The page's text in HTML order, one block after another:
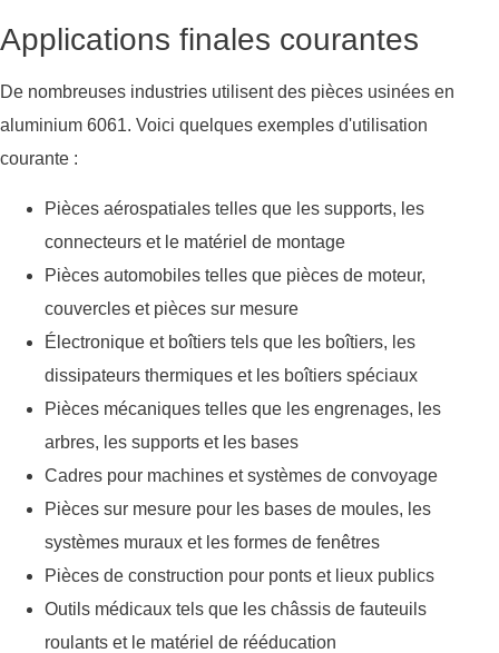
Applications finales courantes
De nombreuses industries utilisent des pièces usinées en
aluminium 6061. Voici quelques exemples d'utilisation
courante :
Pièces aérospatiales telles que les supports, les
connecteurs et le matériel de montage
Pièces automobiles telles que pièces de moteur,
couvercles et pièces sur mesure
Électronique et boîtiers tels que les boîtiers, les
dissipateurs thermiques et les boîtiers spéciaux
Pièces mécaniques telles que les engrenages, les
arbres, les supports et les bases
Cadres pour machines et systèmes de convoyage
Pièces sur mesure pour les bases de moules, les
systèmes muraux et les formes de fenêtres
Pièces de construction pour ponts et lieux publics
Outils médicaux tels que les châssis de fauteuils
roulants et le matériel de rééducation